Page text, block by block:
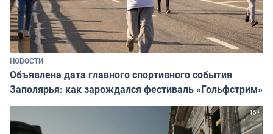
НОВОСТИ
Объявлена дата главного спортивного события
Заполярья: как зарождался фестиваль «Гольфстрим»